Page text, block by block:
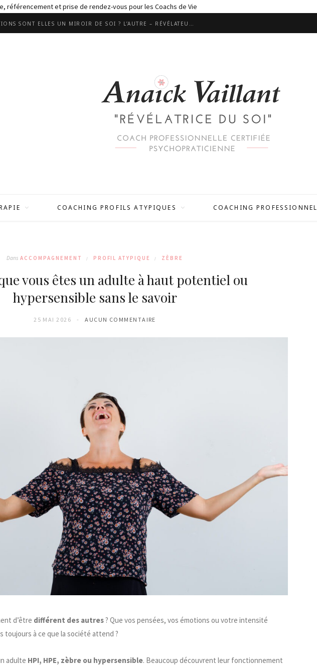
référencement et prise de rendez-vous pour les Coachs de Vie
LES RELATIONS SONT ELLES UN MIROIR DE SOI ? L’AUTRE – RÉVÉLATEUR MALGRÉ LUI ?
COACHING PROFILS ATYPIQUES COACHING PROFESSIONNEL
Dans ACCOMPAGNEMENT PROFIL ATYPIQUE ZÈBRE
vous êtes un adulte à haut potentiel ou
hypersensible sans le savoir
25 MAI 2026 AUCUN COMMENTAIRE
d’être différent des autres? Que vos pensées, vos émotions ou votre intensité
à ce que la société attend ?
adulte HPI, HPE, zèbre ou hypersensible. Beaucoup découvrent leur fonctionnement